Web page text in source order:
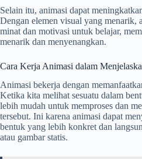
Selain itu, animasi dapat
Dengan elemen visual yang menarik,
minat dan motivasi untuk belajar,
menarik dan menyenangkan.
Cara Kerja Animasi dalam
Animasi bekerja dengan
Ketika kita melihat sesuatu dalam
lebih mudah untuk memproses dan
tersebut. Ini karena animasi dapat
bentuk yang lebih konkret dan
atau gambar statis.